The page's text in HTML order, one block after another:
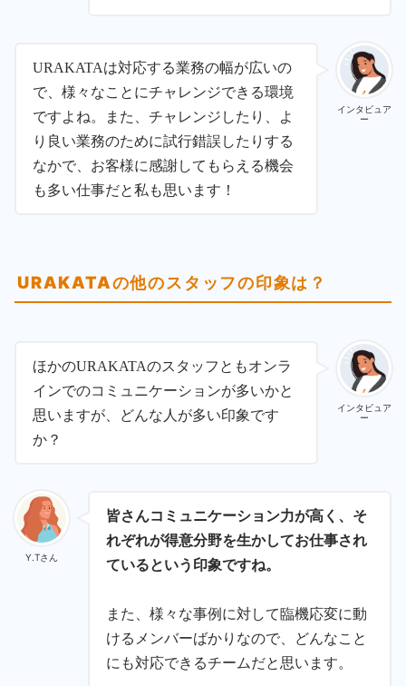
インタビュア
ー
URAKATAは対応する業務の幅が広いの
で、様々なことにチャレンジできる環境
ですよね。また、チャレンジしたり、よ
り良い業務のために試行錯誤したりする
なかで、お客様に感謝してもらえる機会
も多い仕事だと私も思います！
URAKATAの他のスタッフの印象は？
インタビュア
ー
ほかのURAKATAのスタッフともオンラ
インでのコミュニケーションが多いかと
思いますが、どんな人が多い印象です
か？
Y.Tさん
皆さんコミュニケーション力が高く、そ
れぞれが得意分野を生かしてお仕事され
ているという印象ですね。
また、様々な事例に対して臨機応変に動
けるメンバーばかりなので、どんなこと
にも対応できるチームだと思います。